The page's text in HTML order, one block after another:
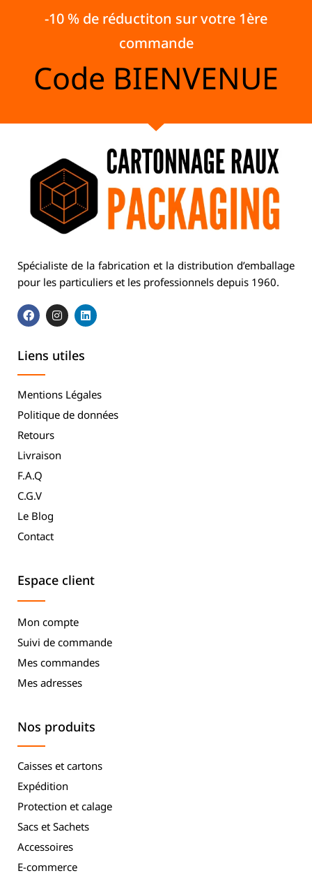
-10 % de réductiton sur votre 1ère
commande
Code BIENVENUE
Spécialiste de la fabrication et la distribution d’emballage
pour les particuliers et les professionnels depuis 1960.
Liens utiles
Mentions Légales
Politique de données
Retours
Livraison
F.A.Q
C.G.V
Le Blog
Contact
Espace client
Mon compte
Suivi de commande
Mes commandes
Mes adresses
Nos produits
Caisses et cartons
Expédition
Protection et calage
Sacs et Sachets
Accessoires
E-commerce